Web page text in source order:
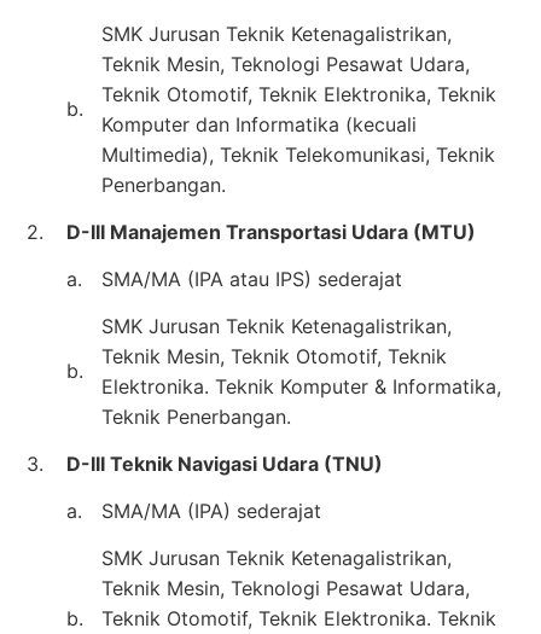
b.
SMK Jurusan Teknik Ketenagalistrikan,
Teknik Mesin, Teknologi Pesawat Udara,
Teknik Otomotif, Teknik Elektronika, Teknik
Komputer dan Informatika (kecuali
Multimedia), Teknik Telekomunikasi, Teknik
Penerbangan.
2.
D-III Manajemen Transportasi Udara (MTU)
a.
SMA/MA (IPA atau IPS) sederajat
b.
SMK Jurusan Teknik Ketenagalistrikan,
Teknik Mesin, Teknik Otomotif, Teknik
Elektronika. Teknik Komputer & Informatika,
Teknik Penerbangan.
3.
D-III Teknik Navigasi Udara (TNU)
a.
SMA/MA (IPA) sederajat
b.
SMK Jurusan Teknik Ketenagalistrikan,
Teknik Mesin, Teknologi Pesawat Udara,
Teknik Otomotif, Teknik Elektronika. Teknik